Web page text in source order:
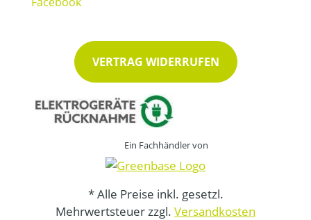
VERTRAG WIDERRUFEN
Ein Fachhändler von
* Alle Preise inkl. gesetzl.
Mehrwertsteuer zzgl. Versandkosten